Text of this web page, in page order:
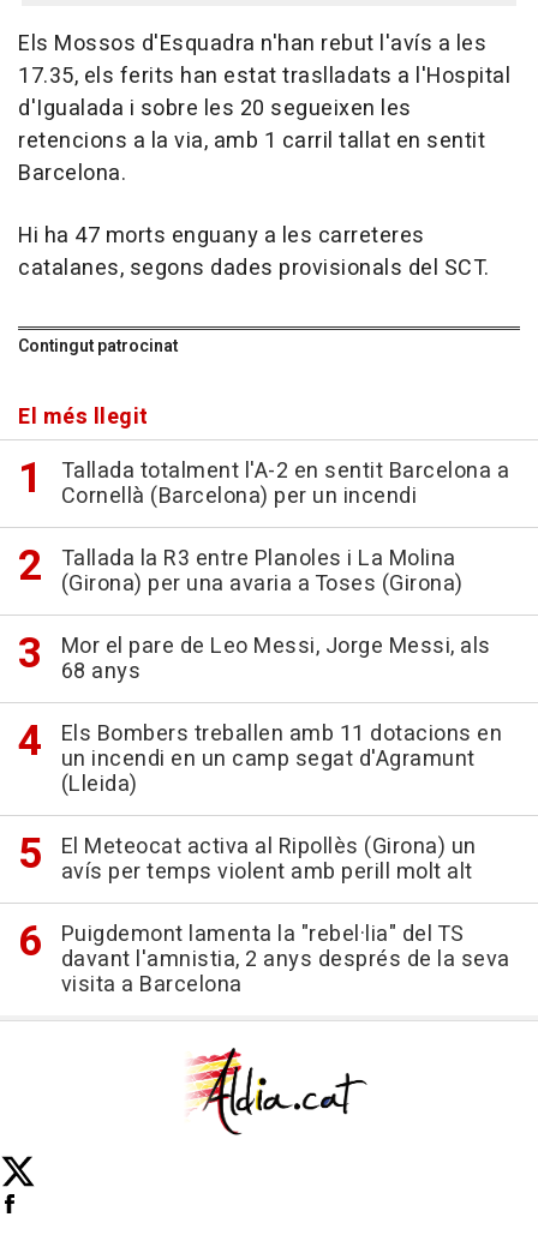
Els Mossos d'Esquadra n'han rebut l'avís a les
17.35, els ferits han estat traslladats a l'Hospital
d'Igualada i sobre les 20 segueixen les
retencions a la via, amb 1 carril tallat en sentit
Barcelona.
Hi ha 47 morts enguany a les carreteres
catalanes, segons dades provisionals del SCT.
Contingut patrocinat
El més llegit
Tallada totalment l'A-2 en sentit Barcelona a
Cornellà (Barcelona) per un incendi
Tallada la R3 entre Planoles i La Molina
(Girona) per una avaria a Toses (Girona)
Mor el pare de Leo Messi, Jorge Messi, als
68 anys
Els Bombers treballen amb 11 dotacions en
un incendi en un camp segat d'Agramunt
(Lleida)
El Meteocat activa al Ripollès (Girona) un
avís per temps violent amb perill molt alt
Puigdemont lamenta la "rebel·lia" del TS
davant l'amnistia, 2 anys després de la seva
visita a Barcelona